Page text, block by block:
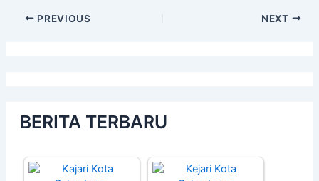
PREVIOUS NEXT
BERITA TERBARU